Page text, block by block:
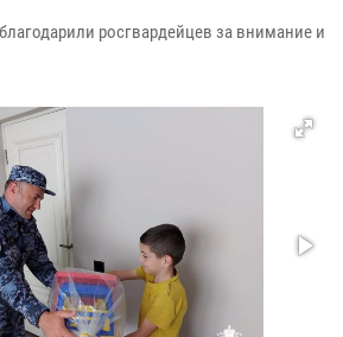
росгвардейцев за внимание и